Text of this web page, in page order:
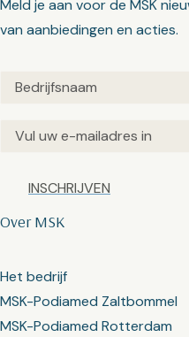
Over MSK
Het bedrijf
MSK-Podiamed Zaltbommel
MSK-Podiamed Rotterdam
Meld je aan voor de MSK
van aanbiedingen en acties.
Untitled(Vereist)
Email(Vereist)
Captcha